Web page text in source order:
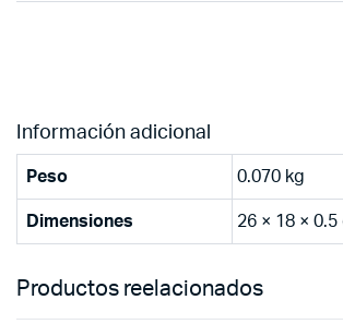
Información adicional
Peso 0.070 kg
Dimensiones 26 × 18 × 0.5
Productos reelacionados